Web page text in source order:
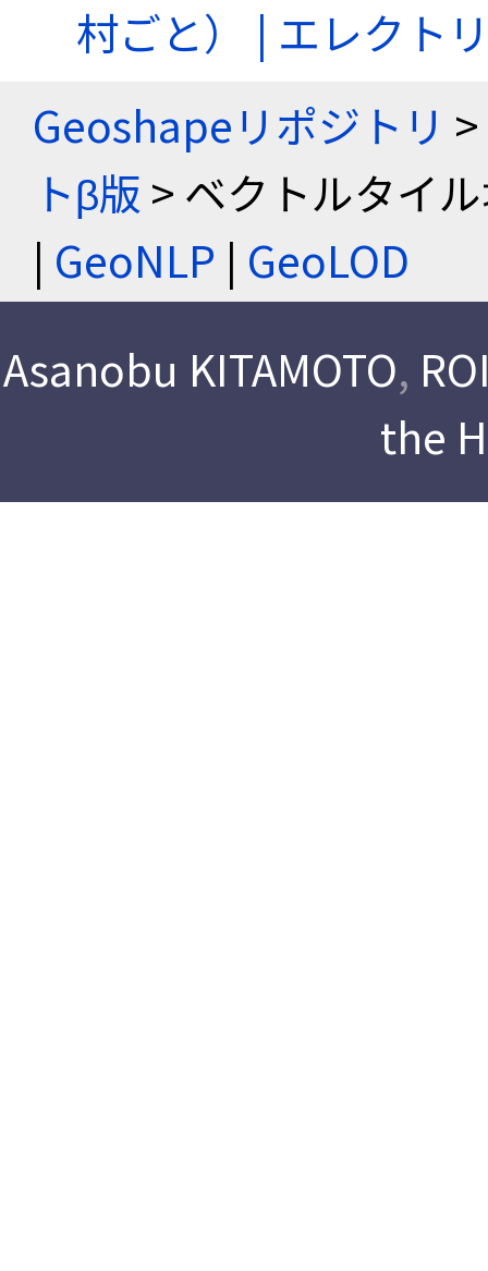
村ごと） | エレクト
Geoshapeリポジトリ >
トβ版 > ベクトルタイ
| GeoNLP | GeoLOD
Asanobu KITAMOTO,
the